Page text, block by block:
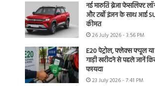
नई मारुति ब्रेजा फेसलिफ्ट
और टर्बो इंजन के साथ आई
कीमत
26 July 2026 - 3:56 PM
E20 पेट्रोल, फ्लेक्स फ्यूल या
गाड़ी खरीदने से पहले जानें
फायदा
23 July 2026 - 7:41 PM